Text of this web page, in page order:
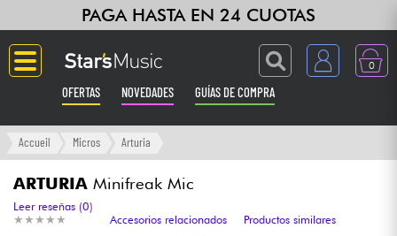
PAGA HASTA EN 24 CUOTAS
0
OFERTAS NOVEDADES GUÍAS DE COMPRA
Langue
Guitarras & Bajos
Ampli & Efectos
Accueil Micros Arturia
ARTURIA Minifreak Mic
★ ★ ★ ★ ★
★ ★ ★ ★ ★
Leer reseñas (0)
Accesorios relacionados
Productos similares